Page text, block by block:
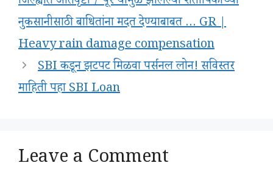
नुकसानीसाठी बाधितांना मदत देण्याबाबत … GR |
Heavy rain damage compensation
SBI कडून झटपट मिळवा पर्सनल लोन! सविस्तर
माहिती पहा SBI Loan
Leave a Comment